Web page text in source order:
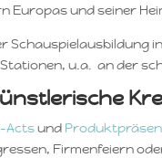
Europas und seiner
u.a. an der
Actsund
Firmenfeiern